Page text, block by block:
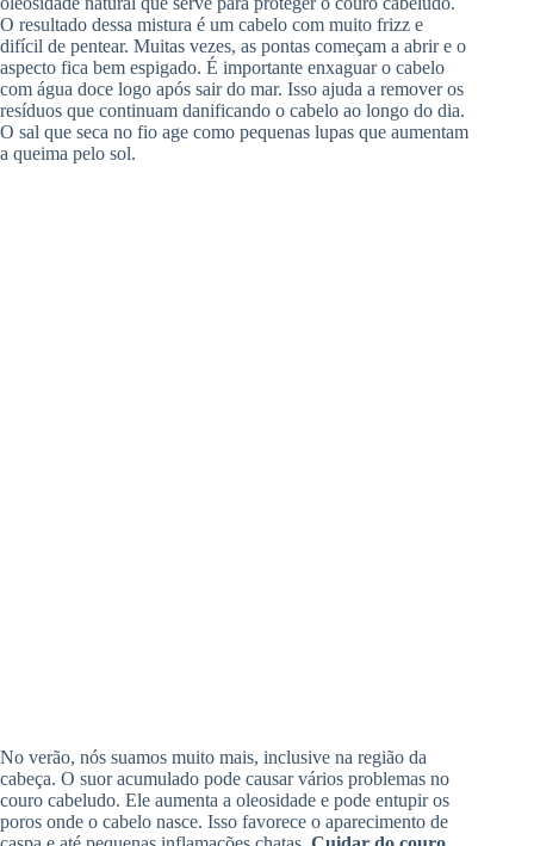
O resultado dessa mistura é um cabelo com muito frizz e
difícil de pentear. Muitas vezes, as pontas começam a abrir e o
aspecto fica bem espigado. É importante enxaguar o cabelo
com água doce logo após sair do mar. Isso ajuda a remover os
resíduos que continuam danificando o cabelo ao longo do dia.
O sal que seca no fio age como pequenas lupas que aumentam
a queima pelo sol.
No verão, nós suamos muito mais, inclusive na região da
cabeça. O suor acumulado pode causar vários problemas no
couro cabeludo. Ele aumenta a oleosidade e pode entupir os
poros onde o cabelo nasce. Isso favorece o aparecimento de